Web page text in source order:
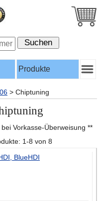
Produkte
> Chiptuning
Vorkasse-Überweisung **
1-8 von 8
BlueHDI